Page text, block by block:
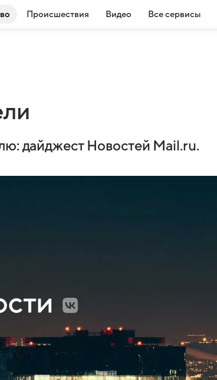
Происшествия Видео Все сервисы
дайджест Новостей Mail.ru.